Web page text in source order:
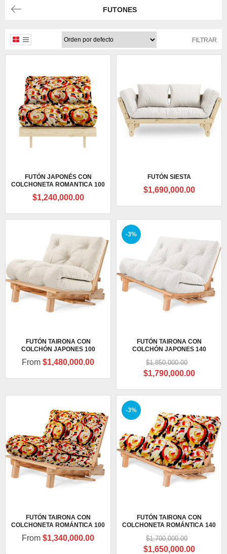
FUTONES
FILTRAR
FUTÓN JAPONÉS CON
COLCHONETA ROMANTICA 100
$1,240,000.00
FUTÓN SIESTA
$1,690,000.00
FUTÓN TAIRONA CON
COLCHÓN JAPONES 100
From $1,480,000.00
-3%
FUTÓN TAIRONA CON
COLCHÓN JAPONES 140
$1,850,000.00
Original
was:
$1,790,000.00Current
is:
FUTÓN TAIRONA CON
COLCHONETA ROMÁNTICA 100
From $1,340,000.00
-3%
FUTÓN TAIRONA CON
COLCHONETA ROMÁNTICA 140
$1,700,000.00
Original
$1,650,000.00Current